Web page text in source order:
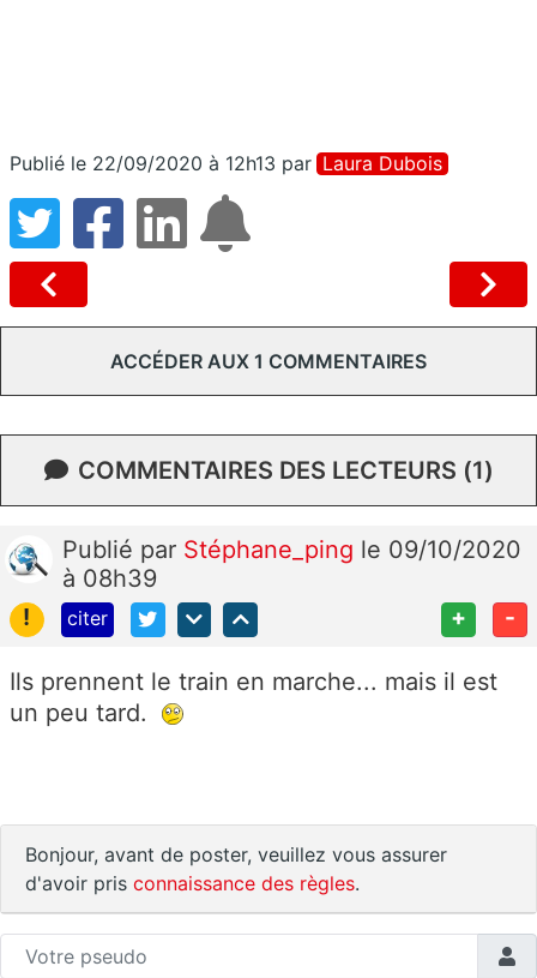
Publié le 22/09/2020 à 12h13 par Laura Dubois
ACCÉDER AUX 1 COMMENTAIRES
COMMENTAIRES DES LECTEURS (1)
Publié par Stéphane_ping le 09/10/2020
à 08h39
!
citer + -
Ils prennent le train en marche... mais il est
un peu tard.
Bonjour, avant de poster, veuillez vous assurer
d'avoir pris connaissance des règles.